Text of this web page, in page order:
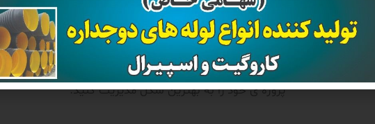
برای انتخاب بهتر و مناسب تر نیازمند تجربه ای خواهید بود که کارشناسان
مجرب شرکت قدیر لوله پاسارگاد به صورت رایگان در اختیار شما قرار خواهند
داد تا با صرفه جویی در هزینه و زمان محصول مناسب خود را انتخاب کنید و
پروژه ی خود را به بهترین شکل مدیریت کنید.